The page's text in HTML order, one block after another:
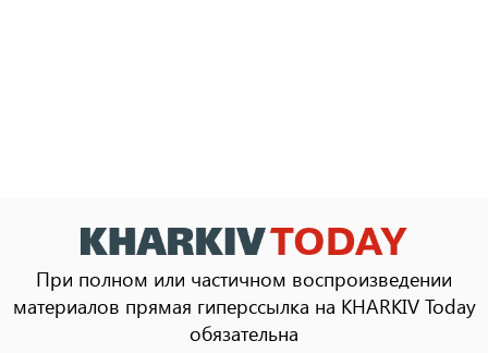
При полном или частичном воспроизведении
материалов прямая гиперссылка на KHARKIV Today
обязательна